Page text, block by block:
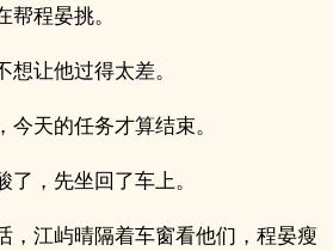
程晏挑。
让他过得太差。
天的任务才算结束。
，先坐回了车上。
，江屿晴隔着车窗看他们，程晏瘦